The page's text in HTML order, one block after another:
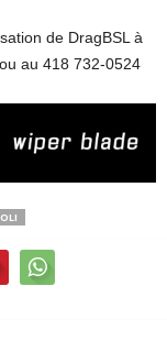
de DragBSL à
ou au 418 732-0524